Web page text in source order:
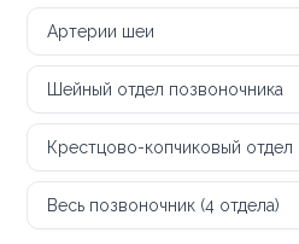
Артерии шеи
Шейный отдел позвоночника
Крестцово-копчиковый отдел
Весь позвоночник (4 отдела)